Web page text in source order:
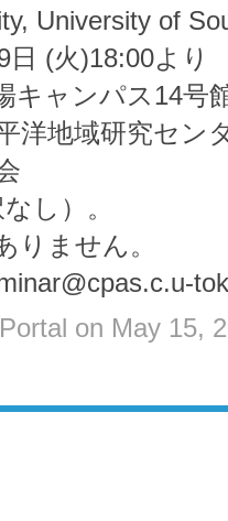
University of
日 (火)18:00より
キャンパス14
洋地域研究セン
会
し）。
りません。
on May 15,